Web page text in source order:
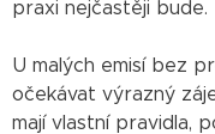
praxi nejčastěji bude.
U malých emisí bez
očekávat výrazný
mají vlastní pravidla,